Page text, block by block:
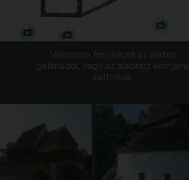
Válasszon fényképet az alábbi
galériából, vagy az alaprajz ikonjaira
kattintva.